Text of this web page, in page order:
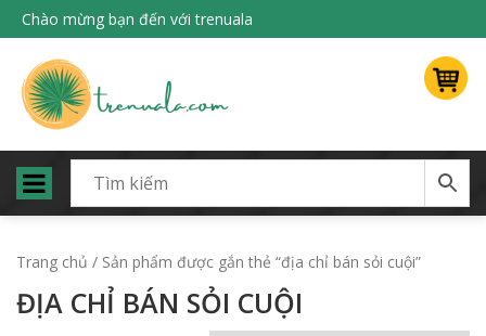
Chào mừng bạn đến với trenuala
Trang chủ / Sản phẩm được gắn thẻ “địa chỉ bán sỏi cuội”
ĐỊA CHỈ BÁN SỎI CUỘI